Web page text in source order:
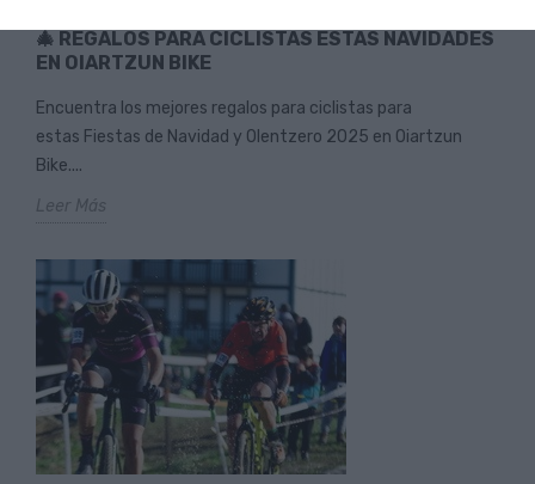
🎄 REGALOS PARA CICLISTAS ESTAS NAVIDADES
EN OIARTZUN BIKE
Encuentra los mejores regalos para ciclistas para
estas Fiestas de Navidad y Olentzero 2025 en Oiartzun
Bike....
Leer Más